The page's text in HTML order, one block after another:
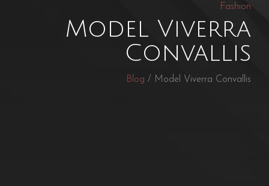
Fashion
Model Viverra
Convallis
Blog / Model Viverra Convallis